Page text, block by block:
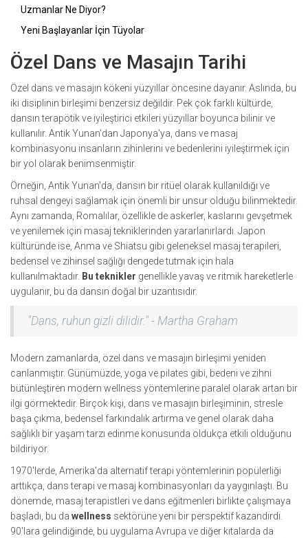
Uzmanlar Ne Diyor?
Yeni Başlayanlar İçin Tüyolar
Özel Dans ve Masajın Tarihi
Özel dans ve masajın kökeni yüzyıllar öncesine dayanır. Aslında, bu
iki disiplinin birleşimi benzersiz değildir. Pek çok farklı kültürde,
dansın terapötik ve iyileştirici etkileri yüzyıllar boyunca bilinir ve
kullanılır. Antik Yunan'dan Japonya'ya, dans ve masaj
kombinasyonu insanların zihinlerini ve bedenlerini iyileştirmek için
bir yol olarak benimsenmiştir.
Örneğin, Antik Yunan'da, dansın bir ritüel olarak kullanıldığı ve
ruhsal dengeyi sağlamak için önemli bir unsur olduğu bilinmektedir.
Aynı zamanda, Romalılar, özellikle de askerler, kaslarını gevşetmek
ve yenilemek için masaj tekniklerinden yararlanırlardı. Japon
kültüründe ise, Anma ve Shiatsu gibi geleneksel masaj terapileri,
bedensel ve zihinsel sağlığı dengede tutmak için hala
kullanılmaktadır. Bu teknikler genellikle yavaş ve ritmik hareketlerle
uygulanır, bu da dansın doğal bir uzantısıdır.
"Dans, ruhun gizli dilidir." - Martha Graham
Modern zamanlarda, özel dans ve masajın birleşimi yeniden
canlanmıştır. Günümüzde, yoga ve pilates gibi, bedeni ve zihni
bütünleştiren modern wellness yöntemlerine paralel olarak artan bir
ilgi görmektedir. Birçok kişi, dans ve masajın birleşiminin, stresle
başa çıkma, bedensel farkındalık artırma ve genel olarak daha
sağlıklı bir yaşam tarzı edinme konusunda oldukça etkili olduğunu
bildiriyor.
1970'lerde, Amerika'da alternatif terapi yöntemlerinin popülerliği
arttıkça, dans terapi ve masaj kombinasyonları da yaygınlaştı. Bu
dönemde, masaj terapistleri ve dans eğitmenleri birlikte çalışmaya
başladı, bu da wellness sektörüne yeni bir perspektif kazandırdı.
90'lara gelindiğinde, bu uygulama Avrupa ve diğer kıtalarda da